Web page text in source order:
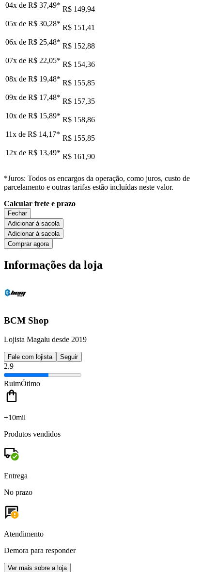
04x de R$ 37,49* R$ 149,94
05x de R$ 30,28* R$ 151,41
06x de R$ 25,48* R$ 152,88
07x de R$ 22,05* R$ 154,36
08x de R$ 19,48* R$ 155,85
09x de R$ 17,48* R$ 157,35
10x de R$ 15,89* R$ 158,86
11x de R$ 14,17* R$ 155,85
12x de R$ 13,49* R$ 161,90
*Juros: Todos os encargos da operação, como juros, custo de
parcelamento e outras tarifas estão incluídas neste valor.
Calcular frete e prazo
Fechar
Adicionar à sacola
Adicionar à sacola
Comprar agora
Informações da loja
BCM Shop
Lojista Magalu desde 2019
Fale com lojista Seguir
2.9
RuimÓtimo
+10mil
Produtos vendidos
Entrega
No prazo
Atendimento
Demora para responder
Ver mais sobre a loja